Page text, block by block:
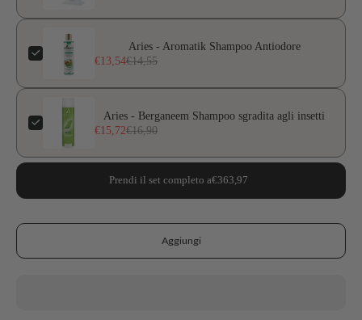
Aries - Aromatik Shampoo Antiodore
€13,54€14,55
Aries - Berganeem Shampoo sgradita agli insetti
€15,72€16,90
Prendi il set completo a€363,97
Aggiungi